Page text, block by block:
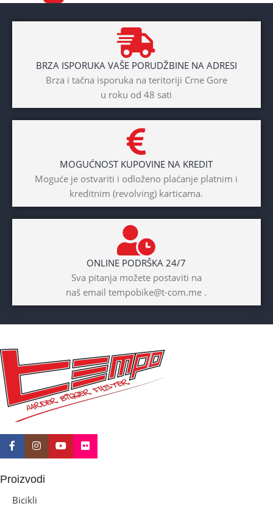
BRZA ISPORUKA VAŠE PORUDŽBINE NA ADRESI
Brza i tačna isporuka na teritoriji Crne Gore
u roku od 48 sati
MOGUĆNOST KUPOVINE NA KREDIT
Moguće je ostvariti i odloženo plaćanje platnim i
kreditnim (revolving) karticama.
ONLINE PODRŠKA 24/7
Sva pitanja možete postaviti na
naš email tempobike@t-com.me .
Proizvodi
Bicikli